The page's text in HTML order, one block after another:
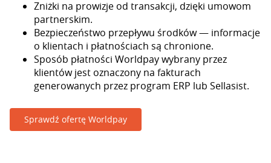
Zniżki na prowizje od transakcji, dzięki umowom
partnerskim.
Bezpieczeństwo przepływu środków — informacje
o klientach i płatnościach są chronione.
Sposób płatności Worldpay wybrany przez
klientów jest oznaczony na fakturach
generowanych przez program ERP lub Sellasist.
Sprawdź ofertę Worldpay